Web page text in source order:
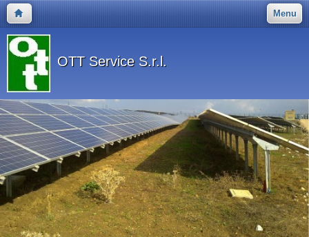
Menu
OTT Service S.r.l.